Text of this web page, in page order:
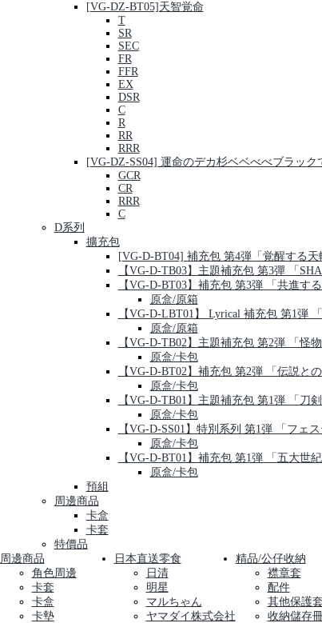
[VG-DZ-BT05]天智覚命
T
SR
SEC
FR
FFR
EX
DSR
C
R
RR
RRR
[VG-DZ-SS04] 運命のデカ杉ベベべべブラッ
GCR
CR
RRR
C
D系列
擴充包
[VG-D-BT04] 補充包 第4弾「覚醒する天
【VG-D-TB03】主題補充包 第3彈 「
【VG-D-BT03】補充包 第3弾 「共進する
原盒/原箱
【VG-D-LBT01】 Lyrical 補充包 第1弾
原盒/原箱
【VG-D-TB02】主題補充包 第2弾 「怪物
原盒/卡包
【VG-D-BT02】補充包 第2弾 「伝説との
原盒/卡包
【VG-D-TB01】主題補充包 第1弾 「刀
原盒/卡包
【VG-D-SS01】特別系列 第1弾 「フェ
原盒/卡包
【VG-D-BT01】補充包 第1弾 「五大世紀
原盒/卡包
預組
周邊商品
卡盒
卡套
特價品
周邊商品
角色周邊
卡套
卡盒
卡墊
日本直送零食
日清
明星
マルちゃん
ヤマダイ株式会社
精品/公仔收納
襟章套
配件
其他保護套
收納儲存